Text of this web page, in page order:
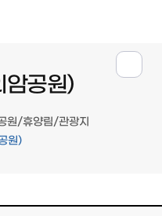
암공원)
원/휴양림/관광지
원)